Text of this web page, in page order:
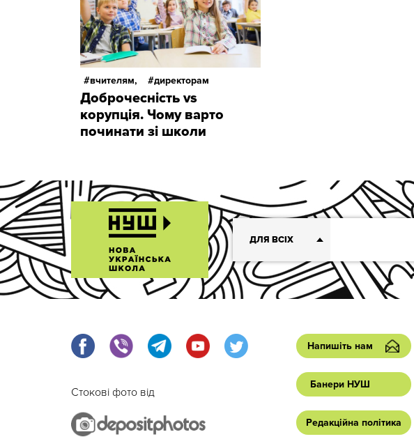
вчителям, директорам
Доброчесність vs
корупція. Чому варто
починати зі школи
ДЛЯ ВСІХ
Стокові фото від
Напишіть нам
Банери НУШ
Редакційна політика